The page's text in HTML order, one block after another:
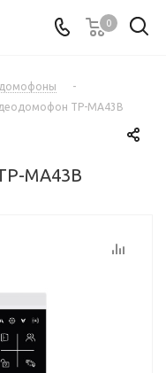
0
-
TP-MA43B
MA43B